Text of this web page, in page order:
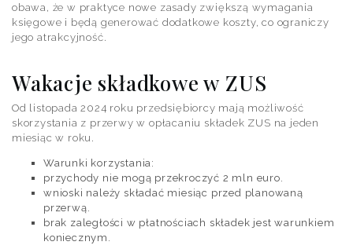
obawa, że w praktyce nowe zasady zwiększą wymagania
księgowe i będą generować dodatkowe koszty, co ograniczy
jego atrakcyjność.
Wakacje składkowe w ZUS
Od listopada 2024 roku przedsiębiorcy mają możliwość
skorzystania z przerwy w opłacaniu składek ZUS na jeden
miesiąc w roku.
Warunki korzystania:
przychody nie mogą przekroczyć 2 mln euro.
wnioski należy składać miesiąc przed planowaną
przerwą.
brak zaległości w płatnościach składek jest warunkiem
koniecznym.